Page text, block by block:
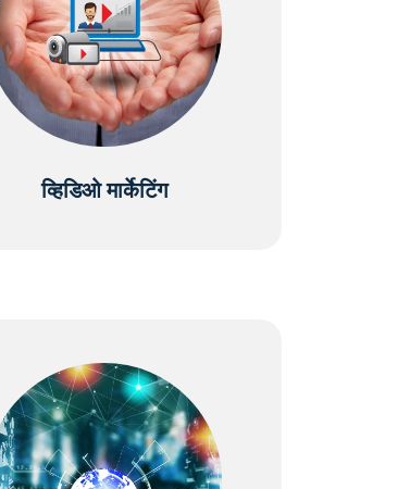
व्हिडिओ मार्केटिंग